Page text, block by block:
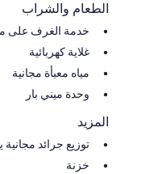
الطعام والشراب
خدمة الغرف على مدار 24
غلاية كهربائية
مياه معبأة مجانية
وحدة ميني بار
المزيد
توزيع جرائد مجانية
خزنة